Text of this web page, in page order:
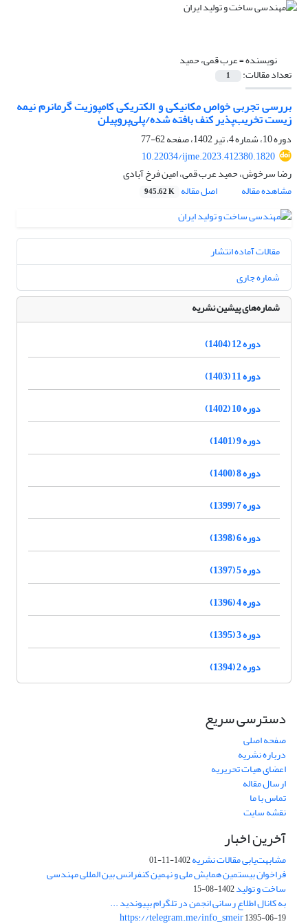
نویسنده =عرب قمی، حمید
تعداد مقالات: 1
بررسی تجربی خواص مکانیکی و الکتریکی کامپوزیت گرمانرم نیمه
‌زیست‌ تخریب‌پذیر کنف بافته شده/پلی‌پروپیلن
دوره 10، شماره 4، تیر 1402، صفحه
62-77
10.22034/ijme.2023.412380.1820
رضا سرخوش، حمید عرب قمی، امین فرخ آبادی
مشاهده مقاله
اصل مقاله 945.62 K
مقالات آماده انتشار
شماره جاری
شماره‌های پیشین نشریه
دوره 12 (1404)
دوره 11 (1403)
دوره 10 (1402)
دوره 9 (1401)
دوره 8 (1400)
دوره 7 (1399)
دوره 6 (1398)
دوره 5 (1397)
دوره 4 (1396)
دوره 3 (1395)
دوره 2 (1394)
دسترسی سریع
صفحه اصلی
درباره نشریه
اعضای هیات تحریریه
ارسال مقاله
تماس با ما
نقشه سایت
آخرین اخبار
مشابهت‌یابی مقالات نشریه1402-11-01
فراخوان بیستمین همایش ملی و نهمین کنفرانس بین المللی مهندسی
ساخت و تولید1402-08-15
به کانال اطلاع رسانی انجمن در تلگرام بپیوندید ...
https://telegram.me/info_smeir1395-06-19